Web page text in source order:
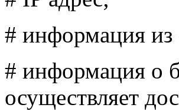
# информация из
# информация о
осуществляет